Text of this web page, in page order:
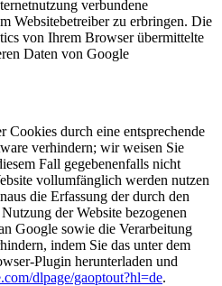
verbundene
Websitebetreiber zu erbringen. Die
von Ihrem Browser übermittelte
Daten von Google
Cookies durch eine entsprechende
verhindern; wir weisen Sie
Fall gegebenenfalls nicht
vollumfänglich werden nutzen
die Erfassung der durch den
der Website bezogenen
Google sowie die Verarbeitung
indem Sie das unter dem
Plugin herunterladen und
dlpage/gaoptout?hl=de.